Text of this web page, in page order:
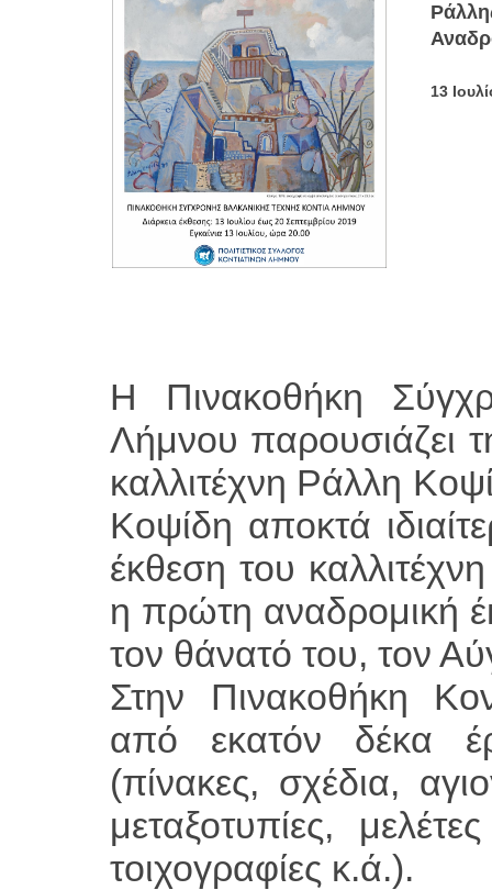
13
Η Πινακοθήκη
Λήμνου παρουσιάζει
καλλιτέχνη Ράλλη
Κοψίδη αποκτά
έκθεση του
η πρώτη αναδρομική
τον θάνατό του, τον
Στην Πινακοθήκη
από εκατόν δέκα
(πίνακες, σχέδια,
μεταξοτυπίες,
τοιχογραφίες κ.ά.).